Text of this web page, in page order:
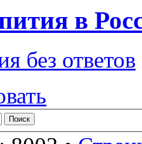
в
без ответов